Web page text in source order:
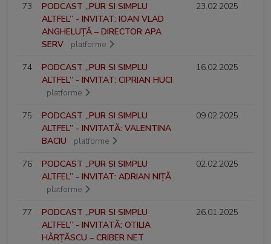
73
PODCAST „PUR SI SIMPLU
ALTFEL” - INVITAT: IOAN VLAD
ANGHELUȚĂ – DIRECTOR APA
SERV
platforme
23.02.2025
74
PODCAST „PUR SI SIMPLU
ALTFEL” - INVITAT: CIPRIAN HUCI
platforme
16.02.2025
75
PODCAST „PUR SI SIMPLU
ALTFEL” - INVITATĂ: VALENTINA
BACIU
platforme
09.02.2025
76
PODCAST „PUR SI SIMPLU
ALTFEL” - INVITAT: ADRIAN NIȚĂ
platforme
02.02.2025
77
PODCAST „PUR SI SIMPLU
ALTFEL” - INVITATĂ: OTILIA
HÂRȚĂSCU – CRIBER NET
26.01.2025